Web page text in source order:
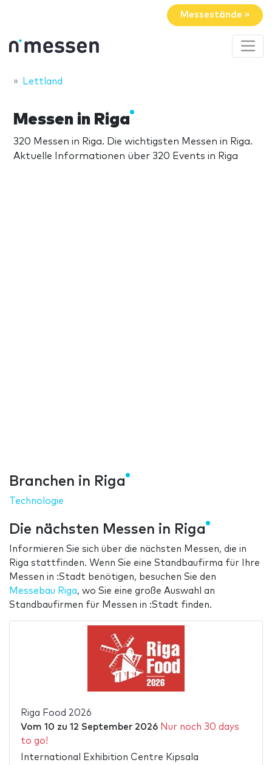
Messestände »
Lettland
Messen in Riga
320 Messen in Riga. Die wichtigsten Messen in Riga.
Aktuelle Informationen über 320 Events in Riga
Branchen in Riga
Technologie
Die nächsten Messen in Riga
Informieren Sie sich über die nächsten Messen, die in
Riga stattfinden. Wenn Sie eine Standbaufirma für Ihre
Messen in :Stadt benötigen, besuchen Sie den
Messebau Riga, wo Sie eine große Auswahl an
Standbaufirmen für Messen in :Stadt finden.
Riga Food 2026
Vom 10 zu 12 September 2026 Nur noch 30 days
to go!
International Exhibition Centre Kipsala